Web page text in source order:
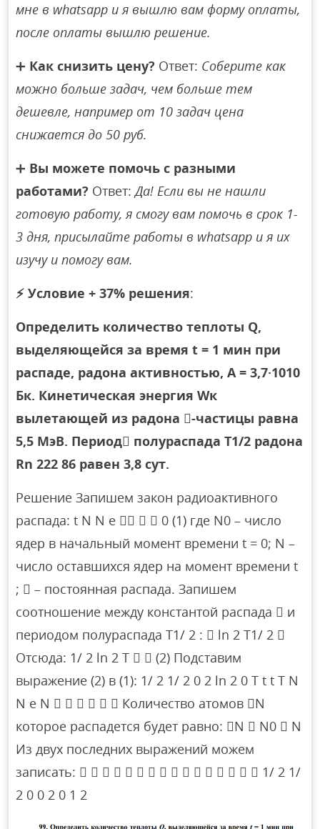
мне в whatsapp и я вышлю вам форму оплаты,
после оплаты вышлю решение.
➕ Как снизить цену? Ответ: Соберите как
можно больше задач, чем больше тем
дешевле, например от 10 задач цена
снижается до 50 руб.
➕ Вы можете помочь с разными
работами? Ответ:Да! Если вы не нашли
готовую работу, я смогу вам помочь в срок 1-
3 дня, присылайте работы в whatsapp и я их
изучу и помогу вам.
⚡ Условие + 37% решения:
Определить количество теплоты Q,
выделяющейся за время t = 1 мин при
распаде, радона активностью, A = 3,7·1010
Бк. Кинетическая энергия Wк
вылетающей из радона -частицы равна
5,5 МэВ. Период полураспада T1/2 радона
Rn 222 86 равен 3,8 сут.
Решение Запишем закон радиоактивного
распада: t N N e    0 (1) где N0 – число
ядер в начальный момент времени t = 0; N –
число оставшихся ядер на момент времени t
;  – постоянная распада. Запишем
соотношение между константой распада  и
периодом полураспада T1/ 2 :  ln 2 T1/ 2 
Отсюда: 1/ 2 ln 2 T   (2) Подставим
выражение (2) в (1): 1/ 2 1/ 2 0 2 ln 2 0 T t t T N
N e N       Количество атомов N
которое распадется будет равно: N  N0  N
Из двух последних выражений можем
записать:                 1/ 2 1/
2 0 0 2 0 1 2